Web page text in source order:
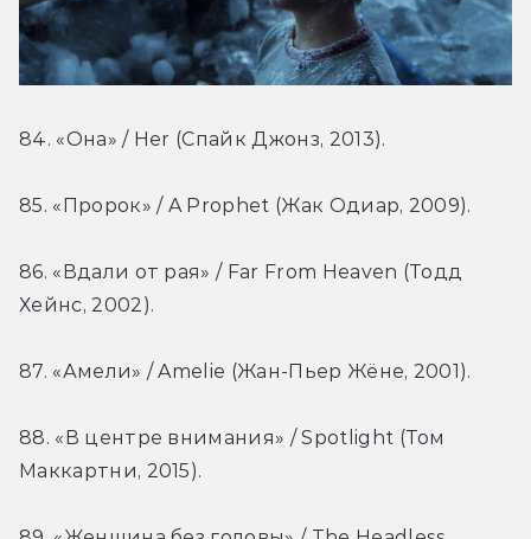
84. «Она» / Her (Спайк Джонз, 2013).
85. «Пророк» / A Prophet (Жак Одиар, 2009).
86. «Вдали от рая» / Far From Heaven (Тодд
Хейнс, 2002).
87. «Амели» / Amelie (Жан-Пьер Жёне, 2001).
88. «В центре внимания» / Spotlight (Том
Маккартни, 2015).